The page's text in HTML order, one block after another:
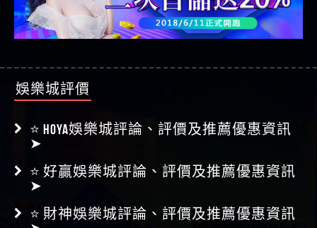
⭐ HOYA娛樂城評論、評價及推薦優惠資訊
➤
⭐ 好贏娛樂城評論、評價及推薦優惠資訊
➤